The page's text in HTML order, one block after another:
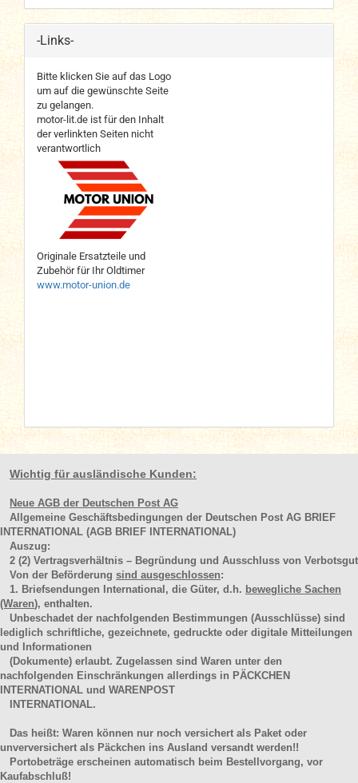
-Links-
Bitte klicken Sie auf das Logo
um auf die gewünschte Seite
zu gelangen.
motor-lit.de ist für den Inhalt
der verlinkten Seiten nicht
verantwortlich
Originale Ersatzteile und
Zubehör für Ihr Oldtimer
www.motor-union.de
Wichtig für ausländische Kunden:
Neue AGB der Deutschen Post AG
Allgemeine Geschäftsbedingungen der Deutschen Post AG BRIEF
INTERNATIONAL (AGB BRIEF INTERNATIONAL)
Auszug:
2 (2) Vertragsverhältnis – Begründung und Ausschluss von Verbotsgut
Von der Beförderung sind ausgeschlossen:
1. Briefsendungen International, die Güter, d.h. bewegliche Sachen
(Waren), enthalten.
Unbeschadet der nachfolgenden Bestimmungen (Ausschlüsse) sind
lediglich schriftliche, gezeichnete, gedruckte oder digitale Mitteilungen
und Informationen
(Dokumente) erlaubt. Zugelassen sind Waren unter den
nachfolgenden Einschränkungen allerdings in PÄCKCHEN
INTERNATIONAL und WARENPOST
INTERNATIONAL.
Das heißt: Waren können nur noch versichert als Paket oder
unverversichert als Päckchen ins Ausland versandt werden!!
Portobeträge erscheinen automatisch beim Bestellvorgang, vor
Kaufabschluß!